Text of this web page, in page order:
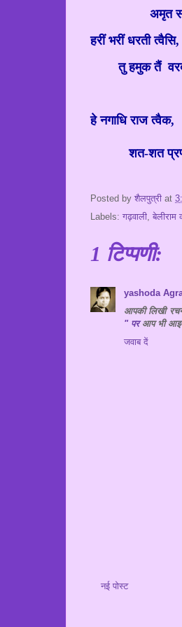
अमृत
हरीं भरीं धरती त्वैसि,
तु हमुक तैं
हे नगाधि राज त्वैक,
शत-शत
Posted by शैलपुत्री at
Labels: गढ़वाली, बेलीराम
1 टिप्पणी:
yashoda
आपकी लिखी
" परआप भी
जवाब दें
नई पोस्ट